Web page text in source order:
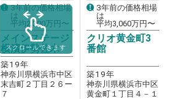
3年前の価格相場
は
平均2,200万円〜
メインステージ
横濱伊勢佐木
築19年
神奈川県横浜市中区
末吉町２丁目２６ー
７
3年前の価格相場
は
平均3,060万円〜
クリオ黄金町3
番館
築19年
神奈川県横浜市中区
黄金町１丁目４－１
スクロールできます